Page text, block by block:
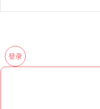
登录